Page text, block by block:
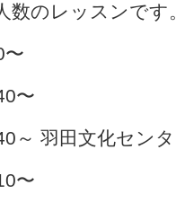
数のレッスンです
〜
～ 羽田文化セン
〜